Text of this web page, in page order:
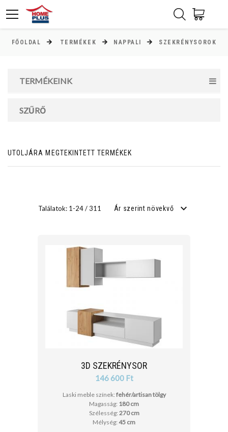
FŐOLDAL TERMÉKEK NAPPALI SZEKRÉNYSOROK
TERMÉKEINK
SZŰRŐ
ÁR
Maximum ár
MAGASSÁG
cm
cm
cm
cm
UTOLJÁRA MEGTEKINTETT TERMÉKEK
Találatok: 1-24 / 311 Ár szerint növekvő
3D SZEKRÉNYSOR
146 600 Ft
Laski meble színek: fehér/artisan tölgy
Magasság: 180 cm
Szélesség: 270 cm
Mélység: 45 cm